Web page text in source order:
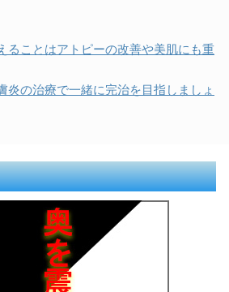
ることはアトピーの改善や美肌にも重
炎の治療で一緒に完治を目指しましょ